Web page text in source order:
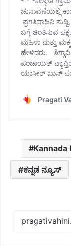
Kannada
ಕನ್ನಡ ನ್ಯೂಸ್